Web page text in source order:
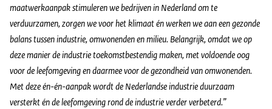
maatwerkaanpak stimuleren we bedrijven in Nederland om te
verduurzamen, zorgen we voor het klimaat én werken we aan een gezonde
balans tussen industrie, omwonenden en milieu. Belangrijk, omdat we op
deze manier de industrie toekomstbestendig maken, met voldoende oog
voor de leefomgeving en daarmee voor de gezondheid van omwonenden.
Met deze én-én-aanpak wordt de Nederlandse industrie duurzaam
versterkt én de leefomgeving rond de industrie verder verbeterd.”